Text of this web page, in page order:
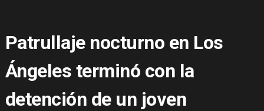
Patrullaje nocturno en Los
Ángeles terminó con la
detención de un joven